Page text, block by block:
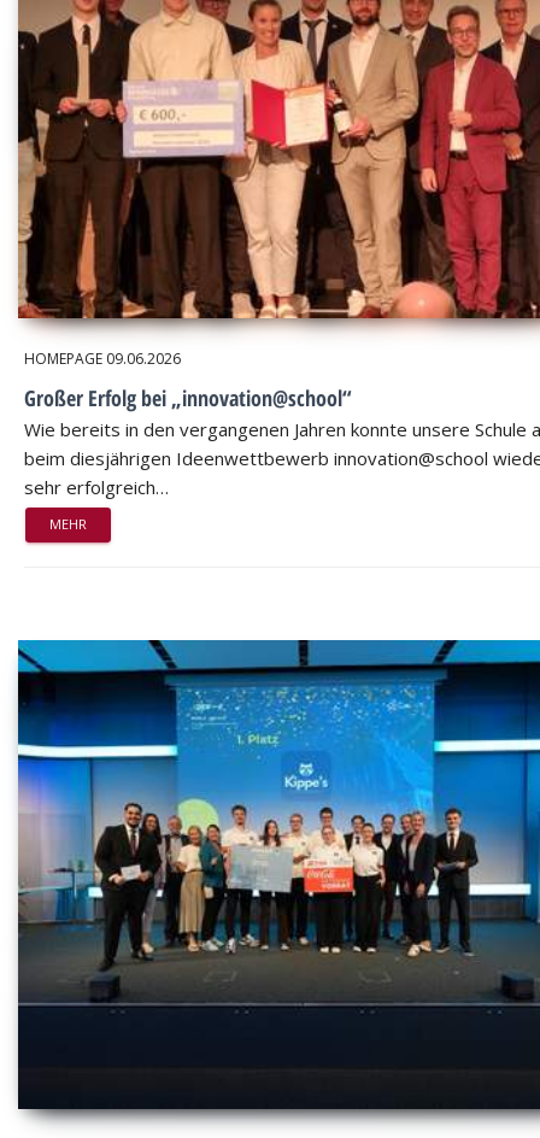
HOMEPAGE 09.06.2026
Großer Erfolg bei „innovation@school“
Wie bereits in den vergangenen Jahren konnte unsere Schule
beim diesjährigen Ideenwettbewerb innovation@school
sehr erfolgreich…
MEHR